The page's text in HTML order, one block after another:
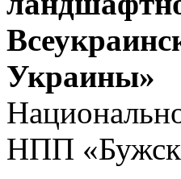
Украины»
НПП